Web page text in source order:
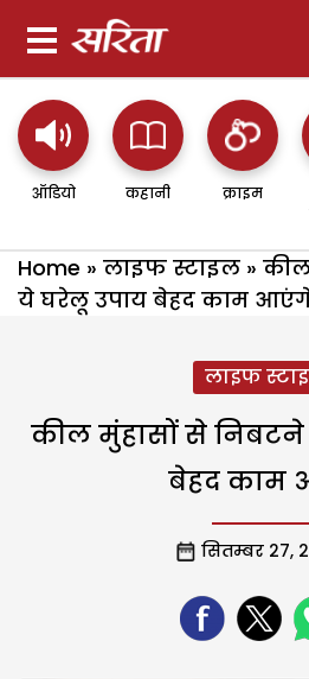
ऑडियो कहानी क्राइम
Home » लाइफ स्टाइल »
ये घरेलू उपाय बेहद काम
लाइफ
कील मुंहासों से
बेहद काम
सितम्बर 27,